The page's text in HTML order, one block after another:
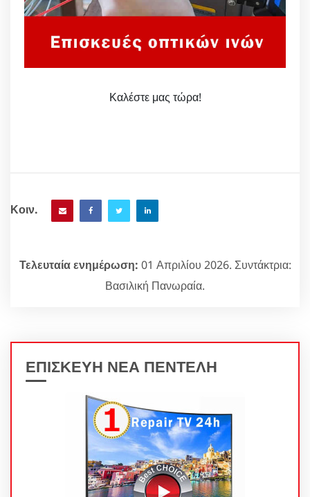
Καλέστε μας τώρα!
Κοιν.
Τελευταία ενημέρωση: 01 Απριλίου 2026. Συντάκτρια:
Βασιλική Πανωραία.
ΕΠΙΣΚΕΥΗ ΝΕΑ ΠΕΝΤΕΛΗ